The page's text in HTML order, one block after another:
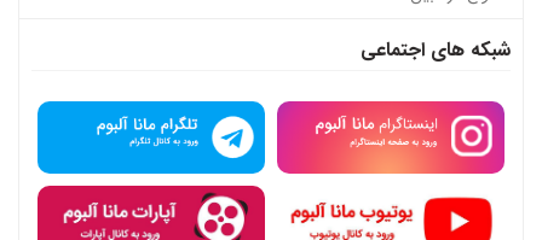
شبکه های اجتماعی